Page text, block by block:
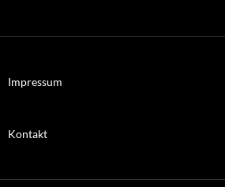
Impressum
Kontakt